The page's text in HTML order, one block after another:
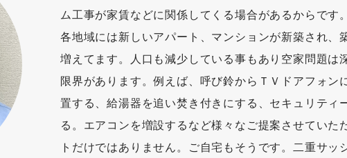
ム工事が家賃などに関係してくる場合があるからです。
各地域には新しいアパート、マンションが新築され、
増えてます。人口も減少している事もあり空家問題は
限界があります。例えば、呼び鈴からＴＶドアフォン
置する、給湯器を追い焚き付きにする、セキュリティ
る。エアコンを増設するなど様々なご提案させていた
トだけではありません。ご自宅もそうです。二重サ